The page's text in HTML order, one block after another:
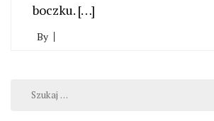
boczku. […]
By
Szukaj: